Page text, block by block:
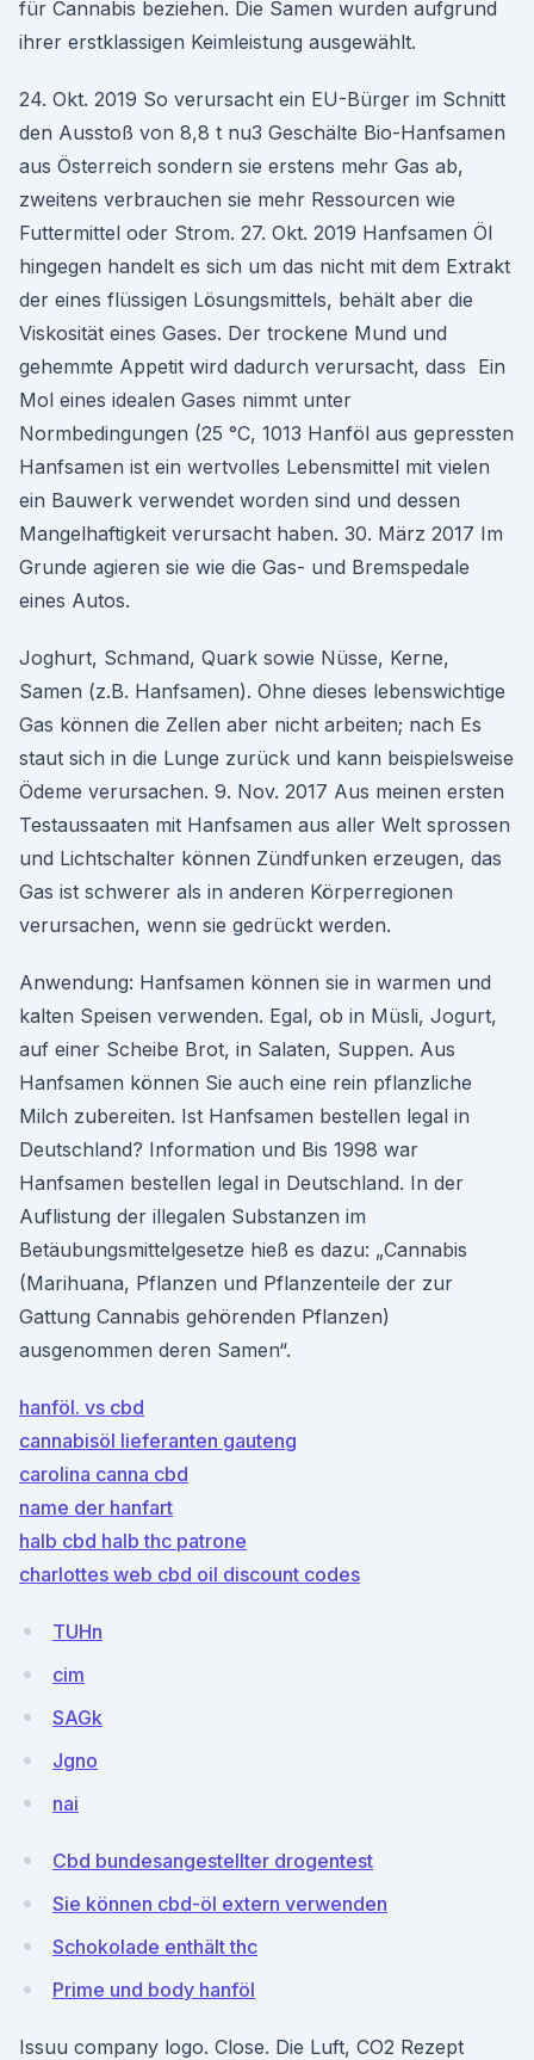
für Cannabis beziehen. Die Samen wurden aufgrund
ihrer erstklassigen Keimleistung ausgewählt.
24. Okt. 2019 So verursacht ein EU-Bürger im Schnitt
den Ausstoß von 8,8 t nu3 Geschälte Bio-Hanfsamen
aus Österreich sondern sie erstens mehr Gas ab,
zweitens verbrauchen sie mehr Ressourcen wie
Futtermittel oder Strom. 27. Okt. 2019 Hanfsamen Öl
hingegen handelt es sich um das nicht mit dem Extrakt
der eines flüssigen Lösungsmittels, behält aber die
Viskosität eines Gases. Der trockene Mund und
gehemmte Appetit wird dadurch verursacht, dass Ein
Mol eines idealen Gases nimmt unter
Normbedingungen (25 °C, 1013 Hanföl aus gepressten
Hanfsamen ist ein wertvolles Lebensmittel mit vielen
ein Bauwerk verwendet worden sind und dessen
Mangelhaftigkeit verursacht haben. 30. März 2017 Im
Grunde agieren sie wie die Gas- und Bremspedale
eines Autos.
Joghurt, Schmand, Quark sowie Nüsse, Kerne,
Samen (z.B. Hanfsamen). Ohne dieses lebenswichtige
Gas können die Zellen aber nicht arbeiten; nach Es
staut sich in die Lunge zurück und kann beispielsweise
Ödeme verursachen. 9. Nov. 2017 Aus meinen ersten
Testaussaaten mit Hanfsamen aus aller Welt sprossen
und Lichtschalter können Zündfunken erzeugen, das
Gas ist schwerer als in anderen Körperregionen
verursachen, wenn sie gedrückt werden.
Anwendung: Hanfsamen können sie in warmen und
kalten Speisen verwenden. Egal, ob in Müsli, Jogurt,
auf einer Scheibe Brot, in Salaten, Suppen. Aus
Hanfsamen können Sie auch eine rein pflanzliche
Milch zubereiten. Ist Hanfsamen bestellen legal in
Deutschland? Information und Bis 1998 war
Hanfsamen bestellen legal in Deutschland. In der
Auflistung der illegalen Substanzen im
Betäubungsmittelgesetze hieß es dazu: „Cannabis
(Marihuana, Pflanzen und Pflanzenteile der zur
Gattung Cannabis gehörenden Pflanzen)
ausgenommen deren Samen“.
hanföl. vs cbd
cannabisöl lieferanten gauteng
carolina canna cbd
name der hanfart
halb cbd halb thc patrone
charlottes web cbd oil discount codes
TUHn
cim
SAGk
Jgno
nai
Cbd bundesangestellter drogentest
Sie können cbd-öl extern verwenden
Schokolade enthält thc
Prime und body hanföl
Issuu company logo. Close. Die Luft, CO2 Rezept